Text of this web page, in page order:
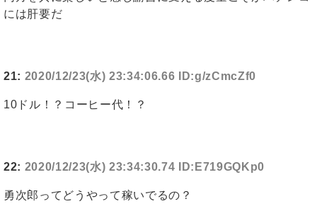
には肝要だ
21: 2020/12/23(水) 23:34:06.66 ID:g/zCmcZf0
10ドル！？コーヒー代！？
22: 2020/12/23(水) 23:34:30.74 ID:E719GQKp0
勇次郎ってどうやって稼いでるの？